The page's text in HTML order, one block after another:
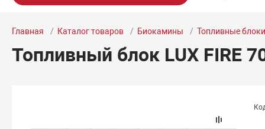
Главная Каталог товаров Биокамины Топливные
Топливный блок LUX FIRE